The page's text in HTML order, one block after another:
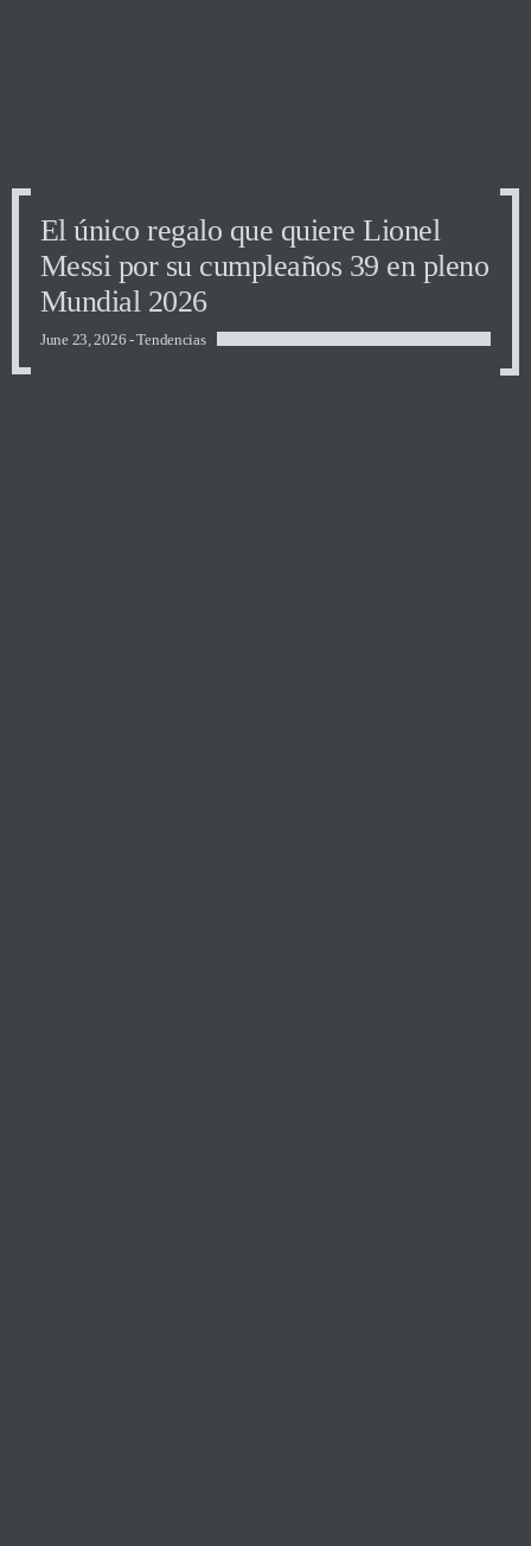
El único regalo que quiere Lionel
Messi por su cumpleaños 39 en pleno
Mundial 2026
El único regalo que quiere Lionel
Messi por su cumpleaños 39 en pleno
Mundial 2026
El único regalo que quiere Lionel
Messi por su cumpleaños 39 en pleno
Mundial 2026
June 23, 2026 -Tendencias